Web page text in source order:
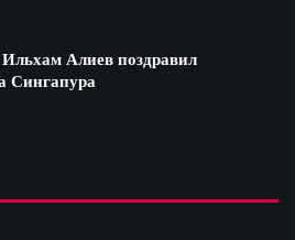
Алиев поздравил
Сингапура